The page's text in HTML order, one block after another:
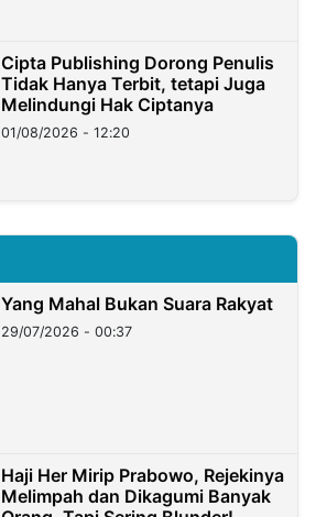
Cipta Publishing Dorong Penulis
Tidak Hanya Terbit, tetapi Juga
Melindungi Hak Ciptanya
01/08/2026 - 12:20
Yang Mahal Bukan Suara Rakyat
29/07/2026 - 00:37
Haji Her Mirip Prabowo, Rejekinya
Melimpah dan Dikagumi Banyak